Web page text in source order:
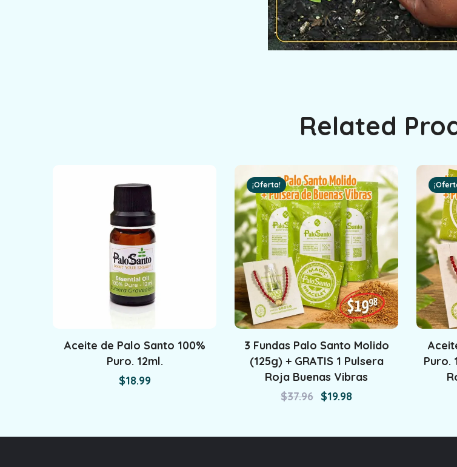
Related
Aceite de Palo Santo 100%
Puro. 12ml.
$18.99
¡Oferta!
3 Fundas Palo Santo Molido
(125g) + GRATIS 1 Pulsera
Roja Buenas Vibras
$37.96 $19.98
Puro.